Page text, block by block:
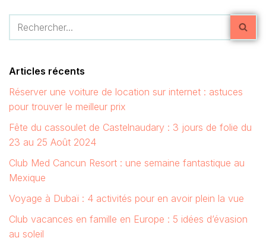
Articles récents
Réserver une voiture de location sur internet : astuces
pour trouver le meilleur prix
Fête du cassoulet de Castelnaudary : 3 jours de folie du
23 au 25 Août 2024
Club Med Cancun Resort : une semaine fantastique au
Mexique
Voyage à Dubaï : 4 activités pour en avoir plein la vue
Club vacances en famille en Europe : 5 idées d’évasion
au soleil